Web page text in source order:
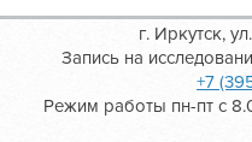
г. Иркутск,
Запись на
+7
Режим работы пн-пт с